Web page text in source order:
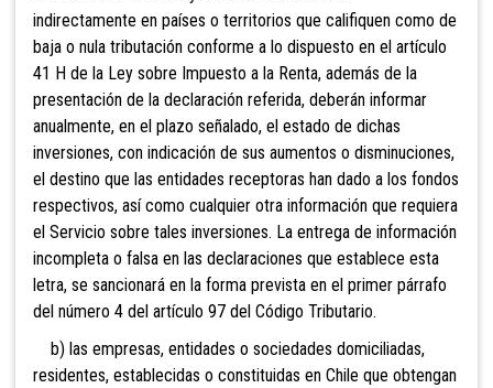
indirectamente en países o territorios que califiquen como de
baja o nula tributación conforme a lo dispuesto en el artículo
41 H de la Ley sobre Impuesto a la Renta, además de la
presentación de la declaración referida, deberán informar
anualmente, en el plazo señalado, el estado de dichas
inversiones, con indicación de sus aumentos o disminuciones,
el destino que las entidades receptoras han dado a los fondos
respectivos, así como cualquier otra información que requiera
el Servicio sobre tales inversiones. La entrega de información
incompleta o falsa en las declaraciones que establece esta
letra, se sancionará en la forma prevista en el primer párrafo
del número 4 del artículo 97 del Código Tributario.
b) las empresas, entidades o sociedades domiciliadas,
residentes, establecidas o constituidas en Chile que obtengan